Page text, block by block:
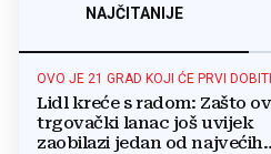
NAJČITANIJE
OVO JE 21 GRAD KOJI ĆE PRVI
Lidl kreće s radom: Zašto
trgovački lanac još uvijek
zaobilazi jedan od najvećih